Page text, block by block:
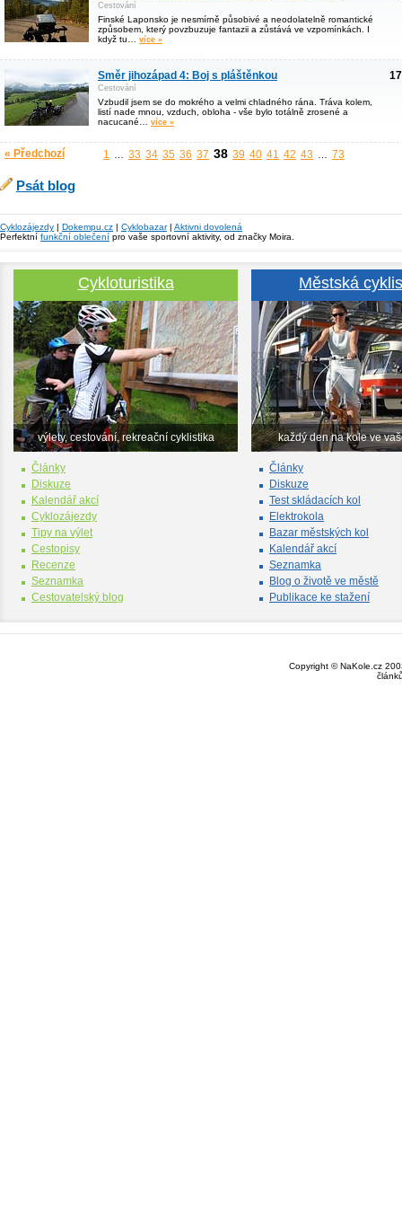
Cestování
Finské Laponsko je nesmírně působivé a neodolatelně romantické
způsobem, který povzbuzuje fantazii a zůstává ve vzpomínkách. I
když tu… více »
Směr jihozápad 4: Boj s pláštěnkou
Cestování
Vzbudil jsem se do mokrého a velmi chladného rána. Tráva kolem,
listí nade mnou, vzduch, obloha - vše bylo totálně zrosené a
nacucané… více »
« Předchozí 1 33 34 35 36 37 38 39 40 41 42 43 73
Psát blog
Cyklozájezdy | Dokempu.cz | Cyklobazar| Aktivni dovolená
Perfektní funkční oblečení pro vaše sportovní aktivity, od značky Moira.
Cykloturistika
výlety, cestování, rekreační cyklistika
Články
Diskuze
Kalendář akcí
Cyklozájezdy
Tipy na výlet
Cestopisy
Recenze
Seznamka
Cestovatelský blog
Městská
každý den na kole ve
Články
Diskuze
Test skládacích kol
Elektrokola
Bazar městských kol
Kalendář akcí
Seznamka
Blog o životě ve městě
Publikace ke stažení
Copyright © NaKole.cz